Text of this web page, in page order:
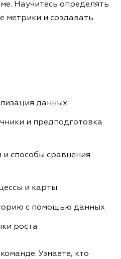
Научитесь определять
метрики и создавать
данных
и предподготовка
и способы сравнения
и карты
с помощью данных
роста
Узнаете, кто